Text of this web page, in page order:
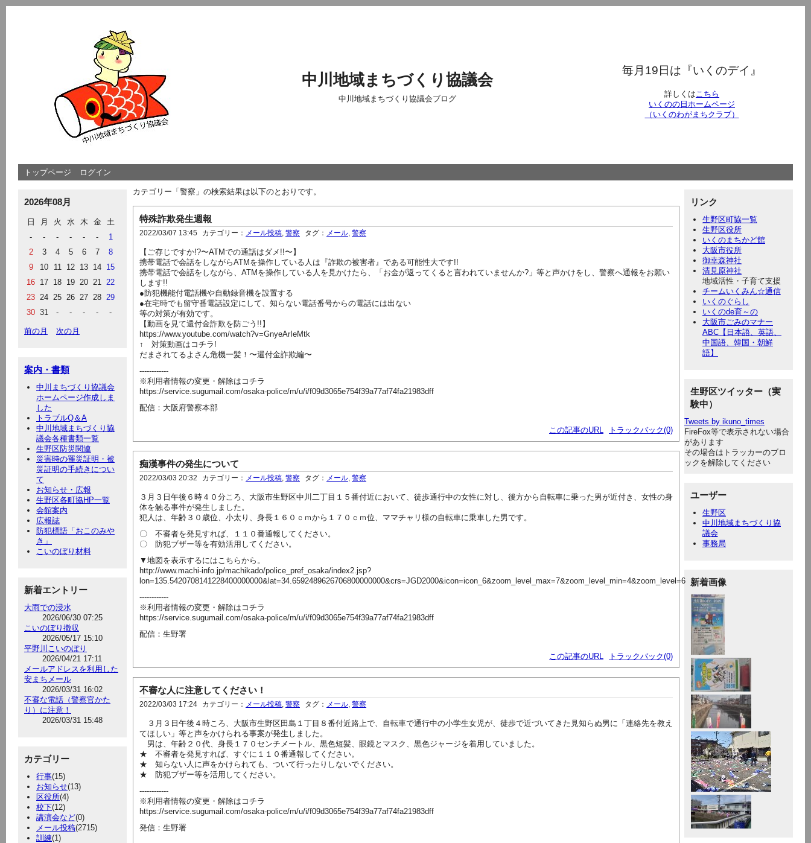
中川地域まちづくり協議会
中川地域まちづくり協議会ブログ
毎月19日は『いくのデイ』
詳しくはこちら
いくのの日ホームページ
（いくのわがまちクラブ）
トップページ ログイン
2026年08月
日 月 火 水 木 金
土
-
- - - - -
1
2
3 4 5 6 7
8
9
10 11 12 13 14 15
16 17 18 19 20 21 22
23 24 25 26 27 28 29
30 31 - - - - -
前の月 次の月
案内・書類
中川まちづくり協議会
ホームページ作成しま
した
トラブルQ＆A
中川地域まちづくり協
議会各種書類一覧
生野区防災関連
災害時の罹災証明・被
災証明の手続きについ
て
お知らせ・広報
生野区各町協HP一覧
会館案内
広報誌
防犯標語「おこのみや
き」
こいのぼり材料
新着エントリー
大雨での浸水
2026/06/30 07:25
こいのぼり撤収
2026/05/17 15:10
平野川こいのぼり
2026/04/21 17:11
メールアドレスを利用した
安まちメール
2026/03/31 16:02
不審な電話（警察官かた
り）に注意！
2026/03/31 15:48
カテゴリー
行事(15)
お知らせ(13)
区役所(4)
校下(12)
講演会など(0)
メール投稿(2715)
訓練(1)
リンク
生野区町協一覧
生野区役所
いくのまちかど館
大阪市役所
御幸森神社
清見原神社
地域活性・子育て支援
チームいくみん☆通信
いくのぐらし
いくのde育～の
大阪市ごみのマナー
ABC【日本語、英語、
中国語、韓国・朝鮮
語】
生野区ツイッター（実
験中）
Tweets by ikuno_times
FireFox等で表示されない場合
があります
その場合はトラッカーのブロ
ックを解除してください
ユーザー
生野区
中川地域まちづくり協
議会
事務局
新着画像
カテゴリー「警察」の検索結果は以下のとおりです。
特殊詐欺発生週報
2022/03/07 13:45 カテゴリー： メール投稿 警察 タグ： メール 警察
【ご存じですか!?〜ATMでの通話はダメ!!〜】
携帯電話で会話をしながらATMを操作している人は『詐欺の被害者』である可能性大です!!
携帯電話で会話をしながら、ATMを操作している人を見かけたら、「お金が返ってくると言われていませんか?」等と声かけをし、警察へ通報をお願い
します!!
●防犯機能付電話機や自動録音機を設置する
●在宅時でも留守番電話設定にして、知らない電話番号からの電話には出ない
等の対策が有効です。
【動画を見て還付金詐欺を防ごう!!】
https://www.youtube.com/watch?v=GnyeArIeMtk
↑ 対策動画はコチラ!
だまされてるよさん危機一髪！〜還付金詐欺編〜
------------
※利用者情報の変更・解除はコチラ
https://service.sugumail.com/osaka-police/m/u/i/f09d3065e754f39a77af74fa21983dff
配信：大阪府警察本部
この記事のURL トラックバック(0)
痴漢事件の発生について
2022/03/03 20:32 カテゴリー： メール投稿 警察 タグ： メール 警察
３月３日午後６時４０分ころ、大阪市生野区中川二丁目１５番付近において、徒歩通行中の女性に対し、後方から自転車に乗った男が近付き、女性の身
体を触る事件が発生しました。
犯人は、年齢３０歳位、小太り、身長１６０ｃｍから１７０ｃｍ位、ママチャリ様の自転車に乗車した男です。
〇 不審者を発見すれば、１１０番通報してください。
〇 防犯ブザー等を有効活用してください。
▼地図を表示するにはこちらから。
http://www.machi-info.jp/machikado/police_pref_osaka/index2.jsp?
lon=135.5420708141228400000000&lat=34.6592489626706800000000&crs=JGD2000&icon=icon_6&zoom_level_max=7&zoom_level_min=4&zoom_level=6
------------
※利用者情報の変更・解除はコチラ
https://service.sugumail.com/osaka-police/m/u/i/f09d3065e754f39a77af74fa21983dff
配信：生野署
この記事のURL トラックバック(0)
不審な人に注意してください！
2022/03/03 17:24 カテゴリー： メール投稿 警察 タグ： メール 警察
３月３日午後４時ころ、大阪市生野区田島１丁目８番付近路上で、自転車で通行中の小学生女児が、徒歩で近づいてきた見知らぬ男に「連絡先を教え
てほしい」等と声をかけられる事案が発生しました。
男は、年齢２０代、身長１７０センチメートル、黒色短髪、眼鏡とマスク、黒色ジャージを着用していました。
★ 不審者を発見すれば、すぐに１１０番通報してください。
★ 知らない人に声をかけられても、ついて行ったりしないでください。
★ 防犯ブザー等を活用してください。
------------
※利用者情報の変更・解除はコチラ
https://service.sugumail.com/osaka-police/m/u/i/f09d3065e754f39a77af74fa21983dff
発信：生野署